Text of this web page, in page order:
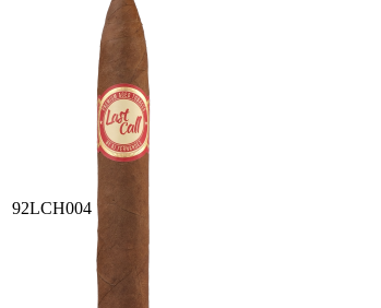
92LCH004